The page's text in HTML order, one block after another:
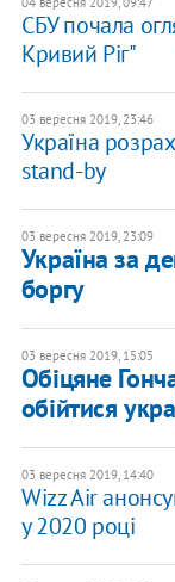
СБУ почала
Кривий Ріг"
03 вересня 2019, 23:46
Україна
stand-by
03 вересня 2019, 23:09
Україна за
боргу
03 вересня 2019, 15:05
Обіцяне
обійтися
03 вересня 2019, 14:40
Wizz Air
у 2020 році